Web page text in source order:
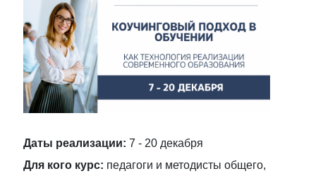
Даты реализации: 7 - 20 декабря
Для кого курс: педагоги и методисты общего,